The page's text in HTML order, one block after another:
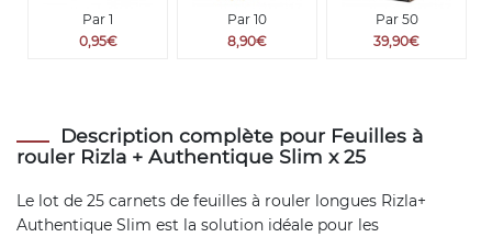
Par 1
0,95€
Par 10
8,90€
Par 50
39,90€
Description complète pour Feuilles à
rouler Rizla + Authentique Slim x 25
Le lot de 25 carnets de feuilles à rouler longues Rizla+
Authentique Slim est la solution idéale pour les